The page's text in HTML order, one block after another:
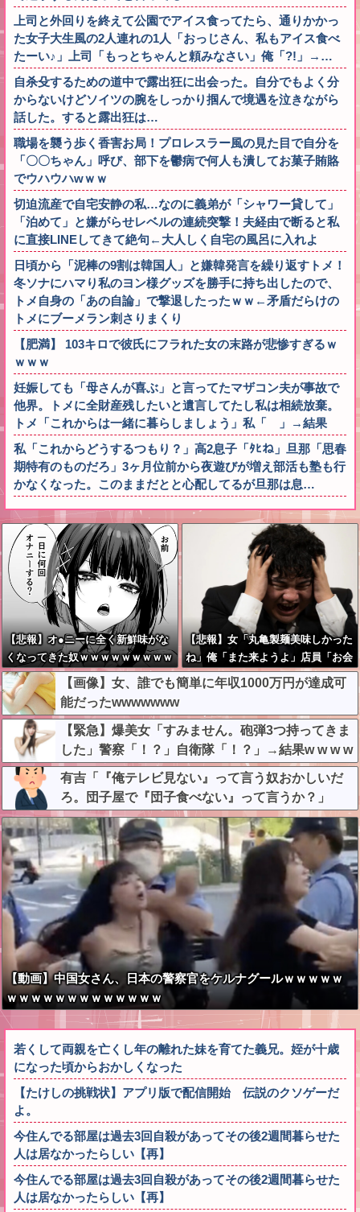
上司と外回りを終えて公園でアイス食ってたら、通りかかっ
た女子大生風の2人連れの1人「おっじさん、私もアイス食べ
たーい♪」上司「もっとちゃんと頼みなさい」俺「?!」→…
自杀殳するための道中で露出狂に出会った。自分でもよく分
からないけどソイツの腕をしっかり掴んで境遇を泣きながら
話した。すると露出狂は…
職場を襲う歩く香害お局！プロレスラー風の見た目で自分を
「〇〇ちゃん」呼び、部下を鬱病で何人も潰してお菓子賄賂
でウハウハwｗｗ
切迫流産で自宅安静の私…なのに義弟が「シャワー貸して」
「泊めて」と嫌がらせレベルの連続突撃！夫経由で断ると私
に直接LINEしてきて絶句←大人しく自宅の風呂に入れよ
日頃から「泥棒の9割は韓国人」と嫌韓発言を繰り返すトメ！
冬ソナにハマり私のヨン様グッズを勝手に持ち出したので、
トメ自身の「あの自論」で撃退したったｗｗ←矛盾だらけの
トメにブーメラン刺さりまくり
【肥満】 103キロで彼氏にフラれた女の末路が悲惨すぎるｗ
ｗｗｗ
妊娠しても「母さんが喜ぶ」と言ってたマザコン夫が事故で
他界。トメに全財産残したいと遺言してたし私は相続放棄。
トメ「これからは一緒に暮らしましょう」私「 」→結果
私「これからどうするつもり？」高2息子「ﾀﾋね」旦那「思春
期特有のものだろ」3ヶ月位前から夜遊びが増え部活も塾も行
かなくなった。このままだとと心配してるが旦那は息…
【悲報】オ●ニーに全く新鮮味がな
くなってきた奴ｗｗｗｗｗｗｗｗｗ
ｗ
【悲報】女「丸亀製麺美味しかった
ね」俺「また来ようよ」店員「お会
計2380円になりまーす」→その後
『こう』なったんだが俺悪くないよ
【画像】女、誰でも簡単に年収1000万円が達成可
能だったwwwwwww
【緊急】爆美女「すみません。砲弾3つ持ってきま
した」警察「！？」自衛隊「！？」→結果w w w w
w w w w
有吉「『俺テレビ見ない』って言う奴おかしいだ
ろ。団子屋で『団子食べない』って言うか？」
【動画】中国女さん、日本の警察官をケルナグールｗｗｗｗｗ
ｗｗｗｗｗｗｗｗｗｗｗｗｗ
若くして両親を亡くし年の離れた妹を育てた義兄。姪が十歳
になった頃からおかしくなった
【たけしの挑戦状】アプリ版で配信開始 伝説のクソゲーだ
よ。
今住んでる部屋は過去3回自殺があってその後2週間暮らせた
人は居なかったらしい【再】
今住んでる部屋は過去3回自殺があってその後2週間暮らせた
人は居なかったらしい【再】